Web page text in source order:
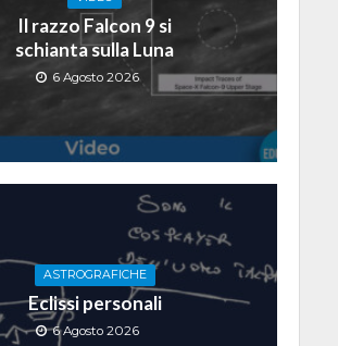
Il razzo Falcon 9 si
schianta sulla Luna
6 Agosto 2026
ASTROGRAFICHE
Eclissi personali
6 Agosto 2026